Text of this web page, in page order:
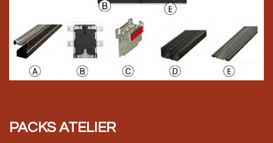
PACKS ATELIER